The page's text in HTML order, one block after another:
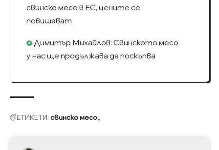
свинско месо в ЕС, цените се
повишават
Димитър Михайлов: Свинското месо
у нас ще продължава да поскъпва
ЕТИКЕТИ: свинско месо„